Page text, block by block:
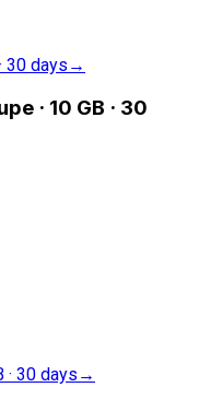
30 days →
· 10 GB · 30
· 30 days →